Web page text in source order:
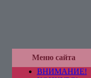
Меню сайта
ВНИМАНИЕ!